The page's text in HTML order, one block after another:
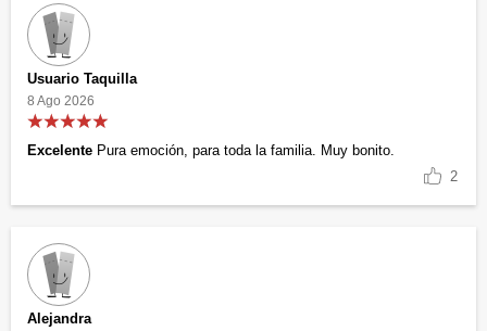
Usuario Taquilla
8 Ago 2026
Excelente Pura emoción, para toda la familia. Muy bonito.
2
Alejandra